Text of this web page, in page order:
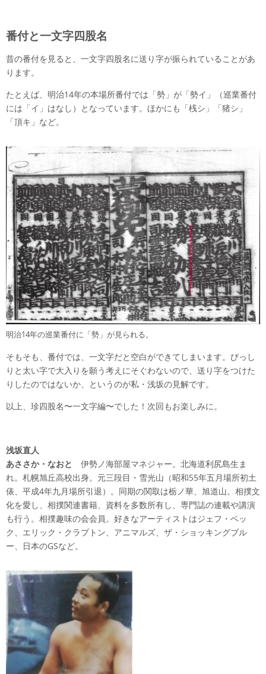
番付と一文字四股名
昔の番付を見ると、一文字四股名に送り字が振られていることがあ
ります。
たとえば、明治14年の本場所番付では「勢」が「勢イ」（巡業番付
には「イ」はなし）となっています。ほかにも「桟シ」「猪シ」
「頂キ」など。
明治14年の巡業番付に「勢」が見られる。
そもそも、番付では、一文字だと空白ができてしまいます。びっし
りと太い字で大入りを願う考えにそぐわないので、送り字をつけた
りしたのではないか、というのが私・浅坂の見解です。
以上、珍四股名〜一文字編〜でした！次回もお楽しみに。
浅坂直人
あささか・なおと
伊勢ノ海部屋マネジャー。北海道利尻島生ま
れ。札幌旭丘高校出身。元三段目・雪光山（昭和55年五月場所初土
俵、平成4年九月場所引退）。同期の関取は栃ノ華、旭道山。相撲文
化を愛し、相撲関連書籍、資料を多数所有し、専門誌の連載や講演
も行う。相撲趣味の会会員。好きなアーティストはジェフ・ベッ
ク、エリック・クラプトン、アニマルズ、ザ・ショッキングブル
ー、日本のGSなど。